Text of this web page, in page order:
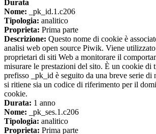
Durata
Nome: _pk_id.1.c206
Tipologia: analitico
Proprieta: Prima parte
Descrizione: Questo nome di cookie è
analisi web open source Piwik. Viene
proprietari di siti Web a monitorare il
misurare le prestazioni del sito. È un cookie di
prefisso _pk_id è seguito da una breve serie di
si ritiene sia un codice di riferimento per il
cookie.
Durata: 1 anno
Nome: _pk_ses.1.c206
Tipologia: analitico
Proprieta: Prima parte